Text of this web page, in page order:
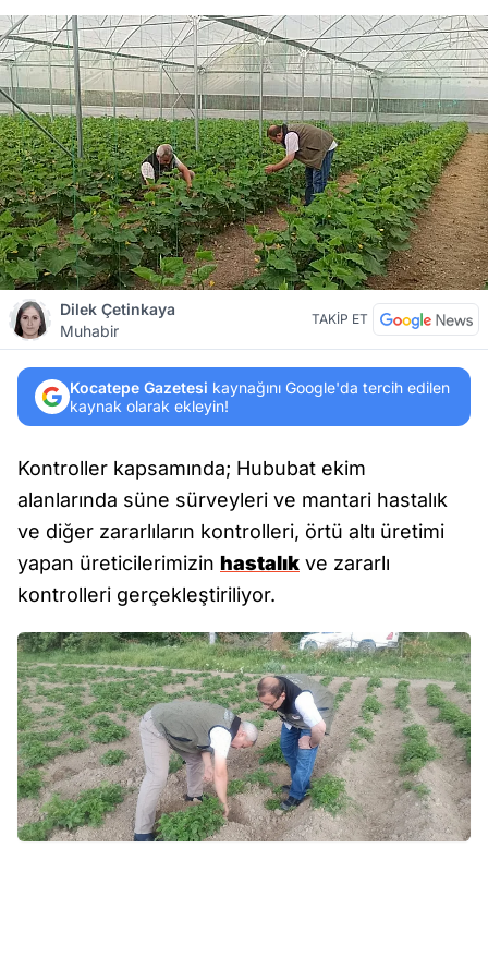
Dilek Çetinkaya
Muhabir
TAKİP ET
Kocatepe Gazetesi kaynağını Google'da tercih edilen
kaynak olarak ekleyin!
Kontroller kapsamında; Hububat ekim
alanlarında süne sürveyleri ve mantari hastalık
ve diğer zararlıların kontrolleri, örtü altı üretimi
yapan üreticilerimizin hastalık ve zararlı
kontrolleri gerçekleştiriliyor.